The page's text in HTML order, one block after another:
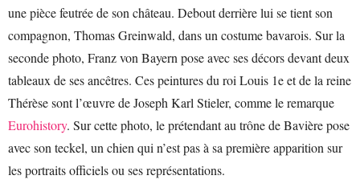
une pièce feutrée de son château. Debout derrière lui se tient son
compagnon, Thomas Greinwald, dans un costume bavarois. Sur la
seconde photo, Franz von Bayern pose avec ses décors devant deux
tableaux de ses ancêtres. Ces peintures du roi Louis 1e et de la reine
Thérèse sont l’œuvre de Joseph Karl Stieler, comme le remarque
Eurohistory. Sur cette photo, le prétendant au trône de Bavière pose
avec son teckel, un chien qui n’est pas à sa première apparition sur
les portraits officiels ou ses représentations.